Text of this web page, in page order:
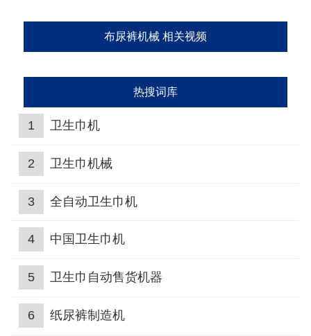
布尿裤机械 相关视频
热搜词库
1 卫生巾机
2 卫生巾机械
3 全自动卫生巾机
4 中国卫生巾机
5 卫生巾自动售货机器
6 纸尿裤制造机